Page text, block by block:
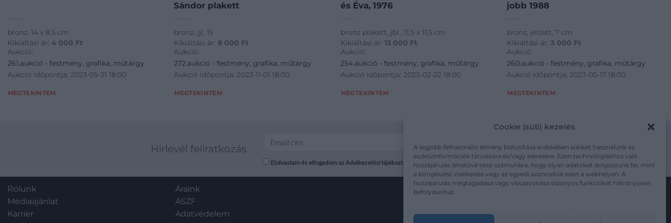
Cookie (süti) kezelés
A legjobb felhasználói élmény biztosítása érdekében sütiket használunk az
eszközinformációk tárolására és/vagy elérésére. Ezen technológiákhoz való
hozzájárulás lehetővé teszi számunkra, hogy olyan adatokat dolgozzunk fel, mint
a böngészési viselkedés vagy az egyedi azonosítók ezen a webhelyen. A
hozzájárulás megtagadása vagy visszavonása bizonyos funkciókat hátrányosan
befolyásolhat.
bronz, 14 x 8,5 cm
Kikiáltási ár: 4 000 Ft
Aukció:
261.aukció - festmény, grafika, műtárgy
Aukció időpontja: 2023-05-31 18:00
MEGTEKINTEM
Sándor plakett
bronz, jjl, 15
Kikiáltási ár: 8 000 Ft
Aukció:
272.aukció - festmény, grafika, műtárgy
Aukció időpontja: 2023-11-01 18:00
MEGTEKINTEM
és Éva, 1976
bronz plakett, jbl., 11,5 x 11,5 cm
Kikiáltási ár: 13 000 Ft
Aukció:
254.aukció - festmény, grafika, műtárgy
Aukció időpontja: 2023-02-22 18:00
MEGTEKINTEM
jobb 1988
bronz, jelzett, 7 cm
Kikiáltási ár:3 000 Ft
Aukció:
260.aukció - festmény, grafika, műtárgy
Aukció időpontja: 2023-05-17 18:00
MEGTEKINTEM
Hírlevél feliratkozás
Elolvastam és elfogadom az Adatkezelési tájékoztatót: mutargy.com/adatkezelesi-tajekoztato/
Rólunk
Médiaajánlat
Karrier
Áraink
ÁSZF
Adatvédelem